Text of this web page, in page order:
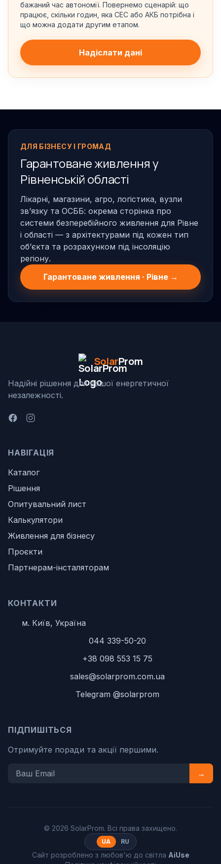
бажаний час автономії. Повернемо сценарій: що
працює, скільки годин, яка СЕС або АКБ потрібна і
що можна додати другим етапом.
Надіслати дані
ДЛЯ БІЗНЕСУ І ГРОМАД
Гарантоване живлення у
Рівненській області
Лікарні, магазини, агро, логістика, вузли
звʼязку та ОСББ: окрема сторінка про
системи безперебійного живлення для Рівне
і області — з архітектурами під кожен тип
обʼєкта та розрахунком під інсоляцію
регіону.
Гарантоване живлення · Рівне →
SolarProm
Надійні рішення для вашої енергетичної
незалежності.
НАВІГАЦІЯ
Каталог
Рішення
Опитувальний лист
Калькулятори
Живлення для бізнесу
Проєкти
Партнерам-інсталяторам
КОНТАКТИ
м. Київ, Україна
044 339-50-20
+38 098 553 15 75
sales@solarprom.com.ua
Telegram @solarprom
ПІДПИШІТЬСЯ
Отримуйте поради та акції першими.
→
© 2026 SolarProm. Всі права захищено.
UA RU
Сайт розроблено з любов'ю до світла AiUse